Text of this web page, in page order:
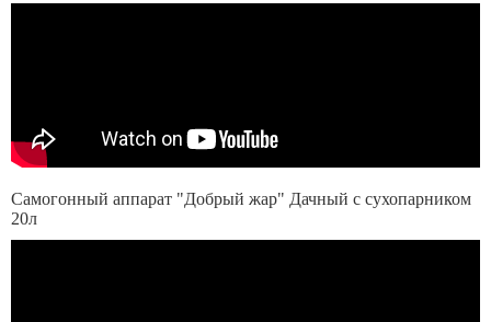
Самогонный аппарат "Добрый жар" Дачный с сухопарником
20л